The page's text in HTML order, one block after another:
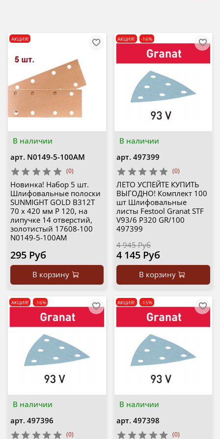
В наличии
АКЦИЯ!
арт. N0149-5-100AM
(0)
Новинка! Набор 5 шт.
Шлифовальные полоски
SUNMIGHT GOLD B312T
70 х 420 мм P 120, на
липучке 14 отверстий,
золотистый 17608-100
N0149-5-100AM
295 Руб
В корзину
В наличии
АКЦИЯ! -16%
арт. 497399
(0)
ЛЕТО УСПЕЙТЕ КУПИТЬ
ВЫГОДНО! Комплект 100
шт Шлифовальные
листы Festool Granat STF
V93/6 P320 GR/100
497399
4 945 Руб
4 145 Руб
В корзину
В наличии
АКЦИЯ! -16%
арт. 497396
(0)
В наличии
АКЦИЯ! -15%
арт. 497398
(0)